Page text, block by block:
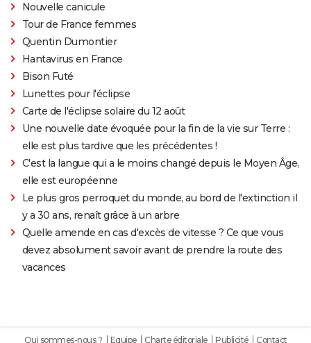
Nouvelle canicule
Tour de France femmes
Quentin Dumontier
Hantavirus en France
Bison Futé
Lunettes pour l'éclipse
Carte de l'éclipse solaire du 12 août
Une nouvelle date évoquée pour la fin de la vie sur Terre :
elle est plus tardive que les précédentes !
C'est la langue qui a le moins changé depuis le Moyen Âge,
elle est européenne
Le plus gros perroquet du monde, au bord de l'extinction il
y a 30 ans, renaît grâce à un arbre
Quelle amende en cas d'excès de vitesse ? Ce que vous
devez absolument savoir avant de prendre la route des
vacances
Qui sommes-nous ? Equipe Charte éditoriale Publicité Contact